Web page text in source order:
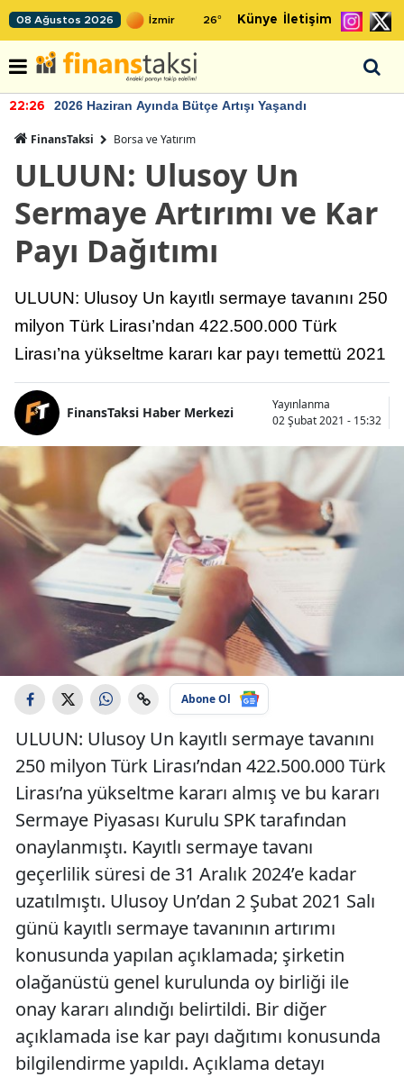
08 Ağustos 2026 26° Künye İletişim
22:26 2026 Haziran Ayında Bütçe Artışı Yaşandı
FinansTaksi Borsa ve Yatırım
ULUUN: Ulusoy Un
Sermaye Artırımı ve Kar
Payı Dağıtımı
ULUUN: Ulusoy Un kayıtlı sermaye tavanını 250
milyon Türk Lirası’ndan 422.500.000 Türk
Lirası’na yükseltme kararı kar payı temettü 2021
FinansTaksi Haber Merkezi
Yayınlanma
02 Şubat 2021 - 15:32
Abone Ol
ULUUN: Ulusoy Un kayıtlı sermaye tavanını
250 milyon Türk Lirası’ndan 422.500.000 Türk
Lirası’na yükseltme kararı almış ve bu kararı
Sermaye Piyasası Kurulu SPK tarafından
onaylanmıştı. Kayıtlı sermaye tavanı
geçerlilik süresi de 31 Aralık 2024’e kadar
uzatılmıştı. Ulusoy Un’dan 2 Şubat 2021 Salı
günü kayıtlı sermaye tavanının artırımı
konusunda yapılan açıklamada; şirketin
olağanüstü genel kurulunda oy birliği ile
onay kararı alındığı belirtildi. Bir diğer
açıklamada ise kar payı dağıtımı konusunda
bilgilendirme yapıldı. Açıklama detayı